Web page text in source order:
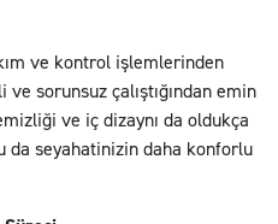
ve kontrol işlemlerinden
sorunsuz çalıştığından emin
ve iç dizaynı da oldukça
da seyahatinizin daha konforlu